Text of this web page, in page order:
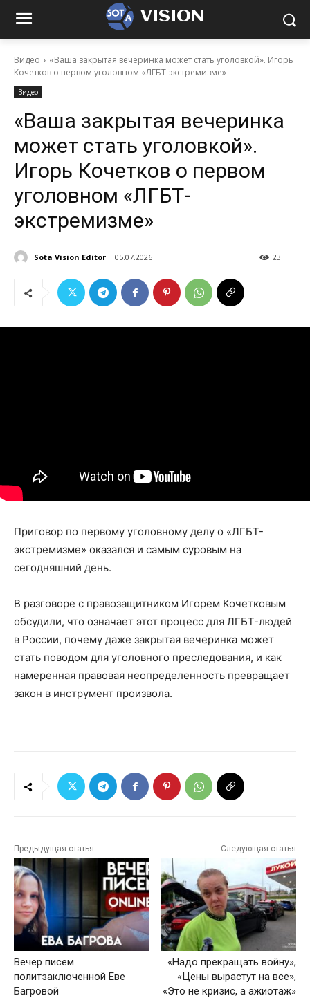
VISION
Видео
«Ваша закрытая вечеринка может стать уголовкой». Игорь
Кочетков о первом уголовном «ЛГБТ-экстремизме»
Видео
«Ваша закрытая вечеринка
может стать уголовкой».
Игорь Кочетков о первом
уголовном «ЛГБТ-
экстремизме»
Sota Vision Editor 05.07.2026 23
Приговор по первому уголовному делу о «ЛГБТ-
экстремизме» оказался и самым суровым на
сегодняшний день.
В разговоре с правозащитником Игорем Кочетковым
обсудили, что означает этот процесс для ЛГБТ-людей
в России, почему даже закрытая вечеринка может
стать поводом для уголовного преследования, и как
намеренная правовая неопределенность превращает
закон в инструмент произвола.
Предыдущая статья
Вечер писем
политзаключенной Еве
Багровой
Следующая статья
«Надо прекращать войну»,
«Цены вырастут на все»,
«Это не кризис, а ажиотаж»